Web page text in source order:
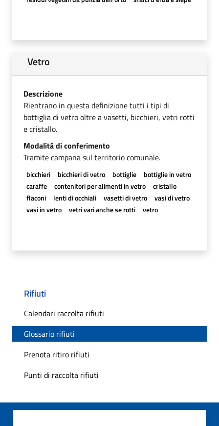
Vetro
Descrizione
Rientrano in questa definizione tutti i tipi di
bottiglia di vetro oltre a vasetti, bicchieri, vetri rotti
e cristallo.
Modalità di conferimento
Tramite campana sul territorio comunale.
bicchieri bicchieri di vetro bottiglie
bottiglie in vetro
caraffe
contenitori per alimenti in vetro
cristallo
flaconi
lenti di occhiali vasetti di vetro
vasi di vetro
vasi in vetro
vetri vari anche se rotti vetro
Rifiuti
Calendari raccolta rifiuti
Glossario rifiuti
Prenota ritiro rifiuti
Punti di raccolta rifiuti